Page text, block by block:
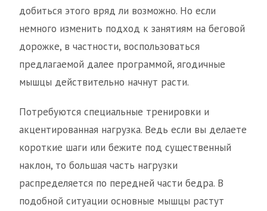
добиться этого вряд ли возможно. Но если
немного изменить подход к занятиям на беговой
дорожке, в частности, воспользоваться
предлагаемой далее программой, ягодичные
мышцы действительно начнут расти.
Потребуются специальные тренировки и
акцентированная нагрузка. Ведь если вы делаете
короткие шаги или бежите под существенный
наклон, то большая часть нагрузки
распределяется по передней части бедра. В
подобной ситуации основные мышцы растут